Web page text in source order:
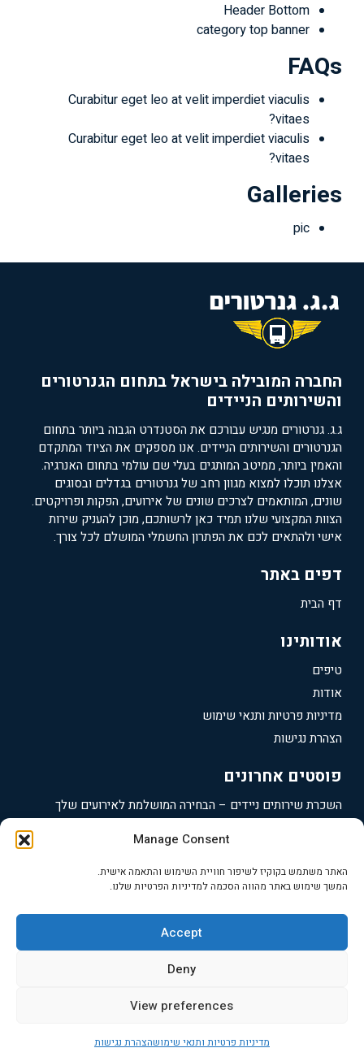
Manage Consent
האתר משתמש בקוקיז לשיפור חוויית השימוש והתאמה אישית.
המשך שימוש באתר מהווה הסכמה למדיניות הפרטיות שלנו.
Accept
Deny
View preferences
מדיניות פרטיות ותנאי שימושהצהרת נגישות
Header Bottom
category top banner
FAQs
Curabitur eget leo at velit imperdiet viaculis
vitaes?
Curabitur eget leo at velit imperdiet viaculis
vitaes?
Galleries
pic
החברה המובילה בישראל בתחום הגנרטורים
והשירותים הניידים
ג.ג. גנרטורים מנגיש עבורכם את הסטנדרט הגבוה ביותר בתחום
הגנרטורים והשירותים הניידים. אנו מספקים את הציוד המתקדם
והאמין ביותר, ממיטב המותגים בעלי שם עולמי בתחום האנרגיה.
אצלנו תוכלו למצוא מגוון רחב של גנרטורים בגדלים ובסוגים
שונים, המותאמים לצרכים שונים של אירועים, הפקות ופרויקטים.
הצוות המקצועי שלנו תמיד כאן לרשותכם, מוכן להעניק שירות
אישי ולהתאים לכם את הפתרון החשמלי המושלם לכל צורך.
דפים באתר
דף הבית
אודותינו
טיפים
אודות
מדיניות פרטיות ותנאי שימוש
הצהרת נגישות
פוסטים אחרונים
השכרת שירותים ניידים – הבחירה המושלמת לאירועים שלך
השכרת גנרטורים ברעננה – פתרונות מקצועיים לאירועים
השכרת גנרטורים בכפר סבא – פתרונות אנרגיה מקצועיים ואמינים
השכרת גנרטורים בהרצליה – פתרונות מתקדמים לכל אירוע
2025 כל הזכויות שמרות | לגדעון השכרת גנרטוריםכתובת: